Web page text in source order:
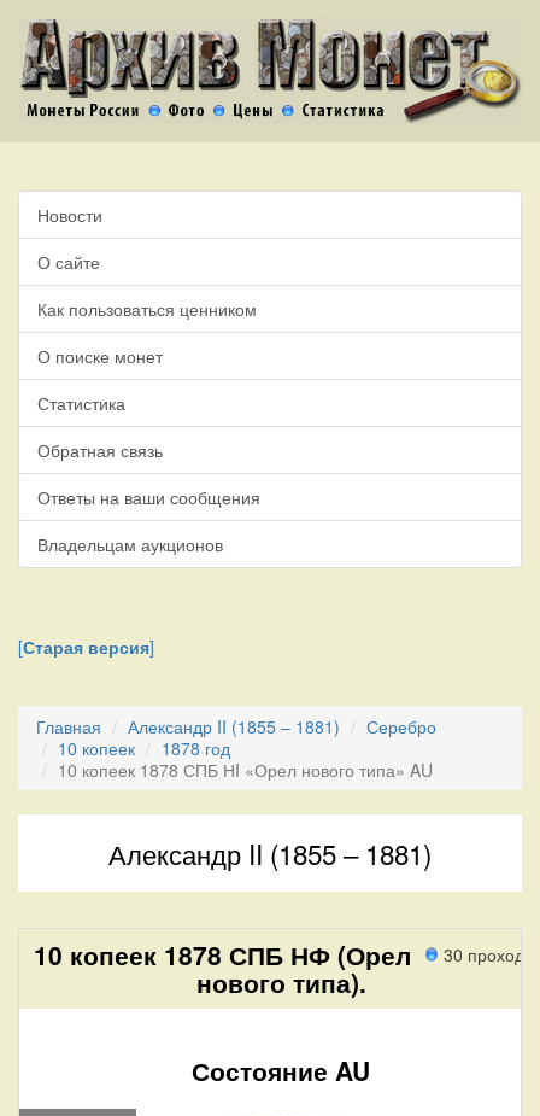
Новости
О сайте
Как пользоваться ценником
О поиске монет
Статистика
Обратная связь
Ответы на ваши сообщения
Владельцам аукционов
[Старая версия]
Главная Александр II (1855 – 1881)
Серебро
10 копеек
1878 год
10 копеек 1878 СПБ НI «Орел нового типа» AU
Александр II (1855 – 1881)
30
10 копеек 1878 СПБ НФ (Орел
нового типа).
Состояние AU